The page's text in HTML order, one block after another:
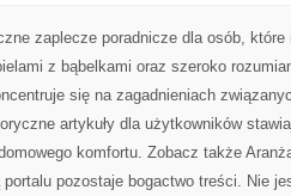
zaplecze poradnicze dla osób,
z bąbelkami oraz szeroko
się na zagadnieniach
artykuły dla użytkowników
komfortu. Zobacz także
pozostaje bogactwo treści. Nie